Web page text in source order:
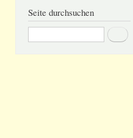
Seite durchsuchen
Suche